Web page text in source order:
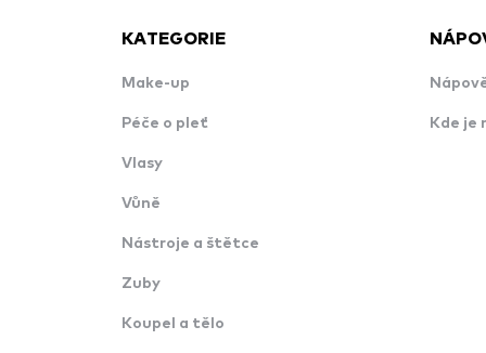
KATEGORIE
Make-up
Péče o pleť
Vlasy
Vůně
Nástroje a štětce
Zuby
Koupel a tělo
Kde je